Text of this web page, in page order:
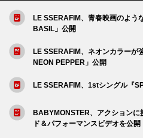
LE SSERAFIM、青春映画のよう
BASIL」公開
LE SSERAFIM、ネオンカラーが
NEON PEPPER」公開
LE SSERAFIM、1stシングル『
BABYMONSTER、アクションに
ド＆パフォーマンスビデオを公開